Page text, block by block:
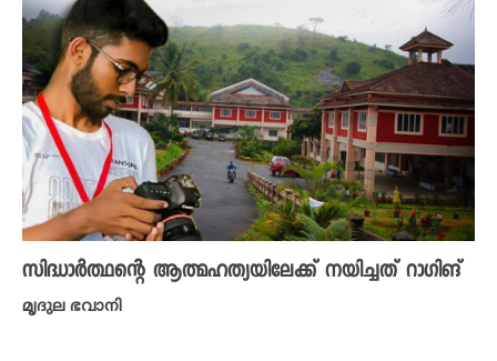
സിദ്ധാർത്ഥന്റെ ആത്മഹത്യയിലേക്ക് നയിച്ചത് റാഗിങ്
മൃദുല ഭവാനി